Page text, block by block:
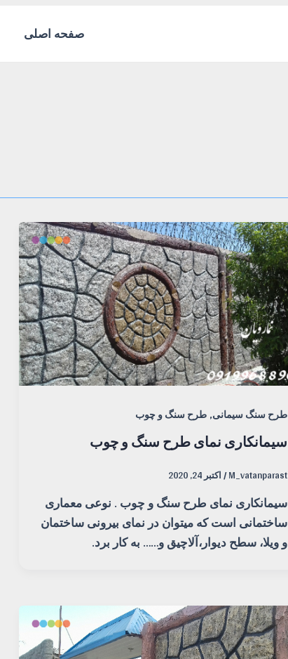
صفحه اصلی
طرح سنگ سیمانی,طرح سنگ و چوب
سیمانکاری نمای طرح سنگ و چوب
M_vatanparast
/اکتبر 24, 2020
سیمانکاری نمای طرح سنگ و چوب . نوعی معماری
ساختمانی است که میتوان در نمای بیرونی ساختمان
و ویلا، سطح دیوار،آلاچیق و…… به کار برد.